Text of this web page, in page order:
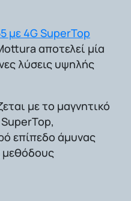
με 4G SuperTop
αποτελεί μία
λύσεις υψηλής
με το μαγνητικό
επίπεδο άμυνας
μεθόδους